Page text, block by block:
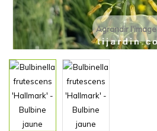
Agrandir l'image